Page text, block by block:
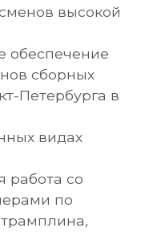
высокой
обеспечение
сборных
Петербурга в
видах
работа со
по